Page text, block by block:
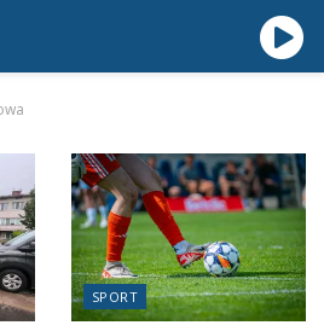
SPORT